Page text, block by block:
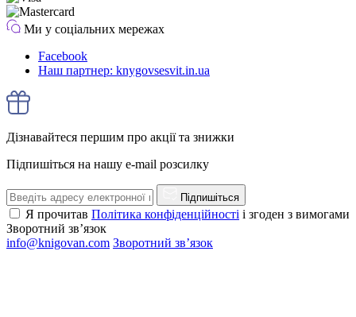
Ми у соціальних мережах
Facebook
Наш партнер: knygovsesvit.in.ua
Дізнавайтеся першим про акції та знижки
Підпишіться на нашу e-mail розсилку
Підпишіться
Я прочитав Політика конфіденційності і згоден з вимогами
Зворотний зв’язок
info@knigovan.com Зворотний зв’язок